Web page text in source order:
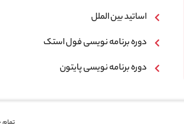
اساتید بین الملل
دوره برنامه نویسی فول استک
دوره برنامه نویسی پایتون